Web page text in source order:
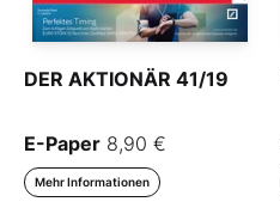
DER AKTIONÄR 41/19
E-Paper 8,90 €
Mehr Informationen